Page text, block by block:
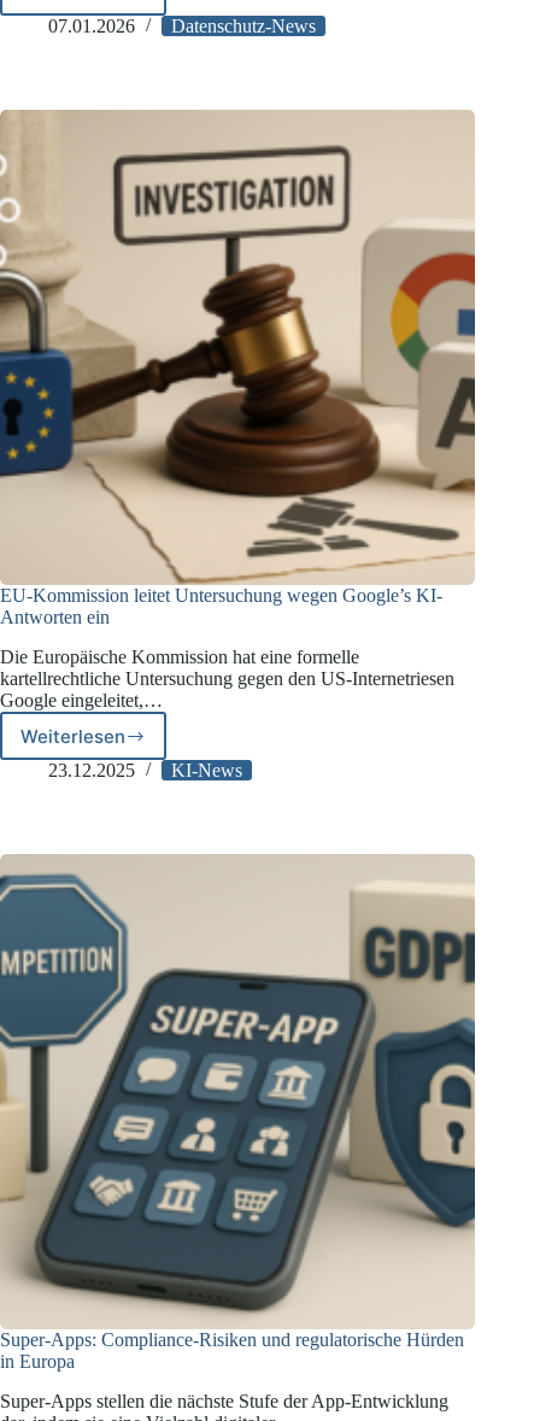
Online-
für
07.01.2026 Datenschutz-News
EU-Kommission leitet Untersuchung wegen Google’s KI-
Antworten ein
Die Europäische Kommission hat eine formelle
kartellrechtliche Untersuchung gegen den US-Internetriesen
Google eingeleitet,…
Weiterlesen
EU-
Kommission
Google’s
KI-
Antworten
ein
23.12.2025 KI-News
Super-Apps: Compliance-Risiken und regulatorische Hürden
in Europa
Super-Apps stellen die nächste Stufe der App-Entwicklung